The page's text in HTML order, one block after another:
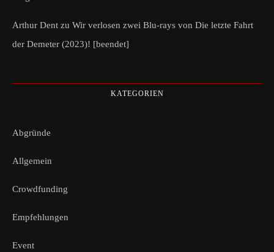
Arthur Dent zu Wir verlosen zwei Blu-rays von Die letzte Fahrt
der Demeter (2023)! [beendet]
KATEGORIEN
Abgründe
Allgemein
Crowdfunding
Empfehlungen
Event